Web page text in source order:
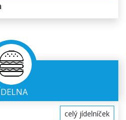
celý jídelníček